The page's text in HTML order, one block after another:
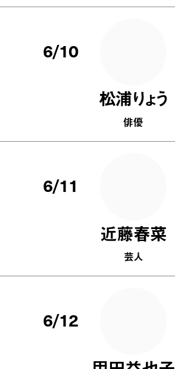
6/10
松浦りょう
俳優
6/11
近藤春菜
芸人
6/12